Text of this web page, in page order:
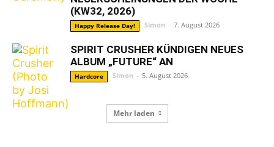
(KW32, 2026)
Happy Release Day! Simon - 7. August 2026
SPIRIT CRUSHER KÜNDIGEN NEUES
ALBUM „FUTURE“ AN
Hardcore Simon - 5. August 2026
Mehr laden